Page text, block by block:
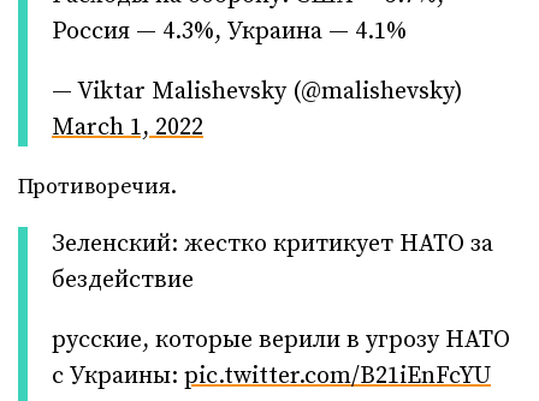
Россия — 4.3%, Украина — 4.1%
— Viktar Malishevsky (@malishevsky)
March 1, 2022
Противоречия.
Зеленский: жестко критикует НАТО за
бездействие
русские, которые верили в угрозу НАТО
с Украины: pic.twitter.com/B21iEnFcYU